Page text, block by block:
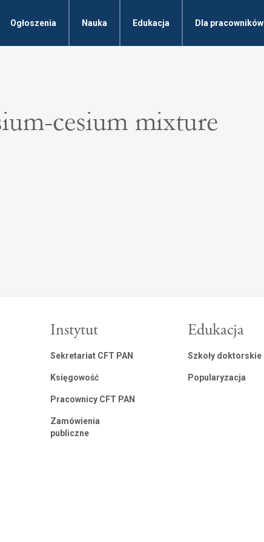
Ogłoszenia Nauka Edukacja Dla pracowników
cesium mixture
Instytut
Sekretariat CFT PAN
Księgowość
Pracownicy CFT PAN
Zamówienia
publiczne
Edukacja
Szkoły doktorskie
Popularyzacja